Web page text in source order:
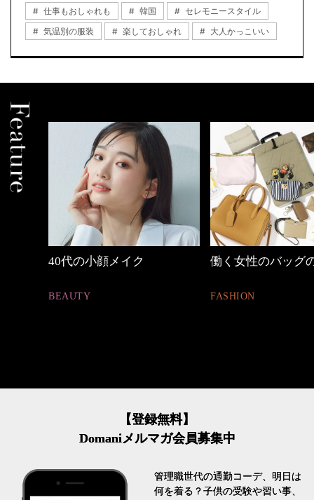
仕事もおしゃれも
韓国
セレモニースタイル
気温別の服装
楽しておしゃれ 大人かっこいい
働く女性のバッグの中身
FASHION
優木まおみさん「
【登録無料】
Domaniメルマガ会員募集中
管理職世代の通勤コーデ、明日は
何を着る？子供の受験や習い事、